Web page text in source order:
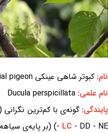
نام: کبوتر شاهی عینکی Spectacled imperial pigeon
نام علمی: Ducula perspicillata
پایندگی:
- LC - DD - NE) (بر پایه‌ی سیاهه‌ی سرخ IUCN)